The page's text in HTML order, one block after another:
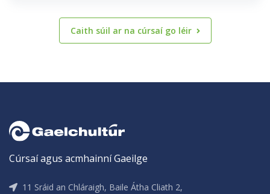
Caith súil ar na cúrsaí go léir
Cúrsaí agus acmhainní Gaeilge
11 Sráid an Chláraigh, Baile Átha Cliath 2,